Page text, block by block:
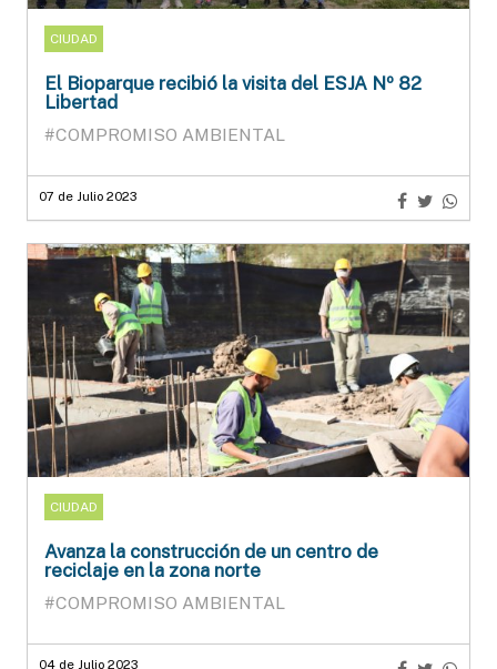
CIUDAD
El Bioparque recibió la visita del ESJA Nº 82
Libertad
#COMPROMISO AMBIENTAL
07 de Julio 2023
CIUDAD
Avanza la construcción de un centro de
reciclaje en la zona norte
#COMPROMISO AMBIENTAL
04 de Julio 2023